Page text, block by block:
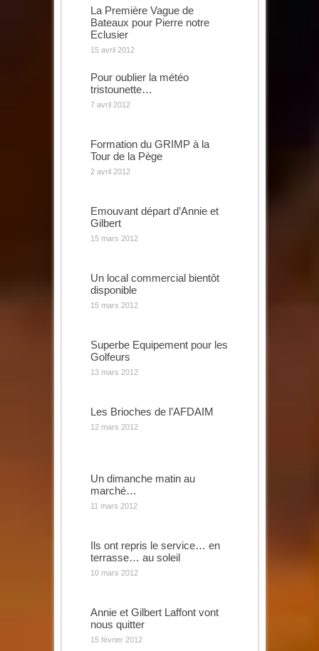
La Première Vague de
Bateaux pour Pierre notre
Eclusier
15 avril 2012
Pour oublier la météo
tristounette…
7 avril 2012
Formation du GRIMP à la
Tour de la Pège
2 avril 2012
Emouvant départ d’Annie et
Gilbert
15 mars 2012
Un local commercial bientôt
disponible
15 mars 2012
Superbe Equipement pour les
Golfeurs
13 mars 2012
Les Brioches de l’AFDAIM
12 mars 2012
Un dimanche matin au
marché…
11 mars 2012
Ils ont repris le service… en
terrasse… au soleil
10 mars 2012
Annie et Gilbert Laffont vont
nous quitter
15 février 2012